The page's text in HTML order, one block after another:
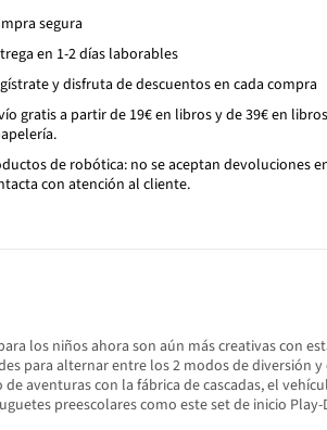
segura
en 1-2 días laborables
y disfruta de descuentos en cada compra
gratis a partir de 19€ en libros y de 39€ en
de robótica: no se aceptan devoluciones
con atención al cliente.
los niños ahora son aún más creativas con
para alternar entre los 2 modos de diversión
aventuras con la fábrica de cascadas, el
preescolares como este set de inicio Play-